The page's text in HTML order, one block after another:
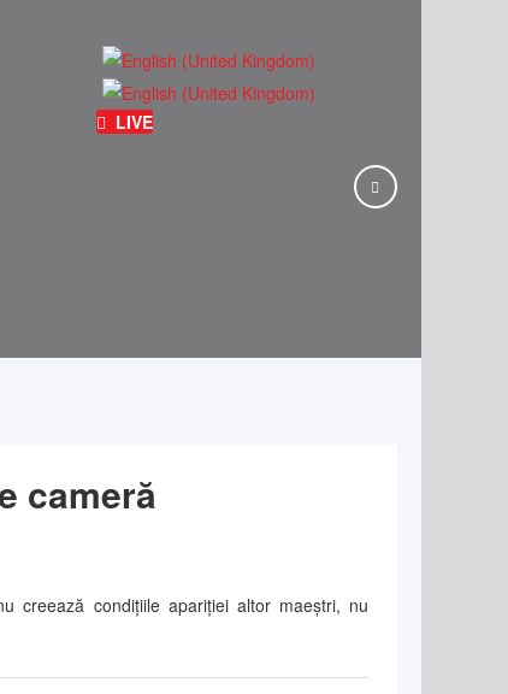
LIVE
cameră
creează condiţiile apariţiei altor maeştri, nu